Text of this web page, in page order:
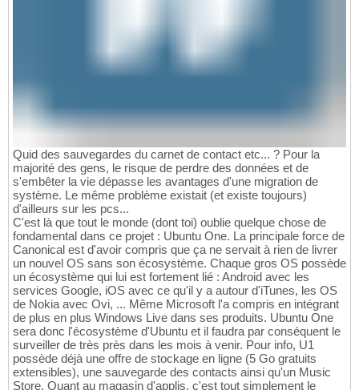
Quid des sauvegardes du carnet de contact etc... ? Pour la
majorité des gens, le risque de perdre des données et de
s'embêter la vie dépasse les avantages d'une migration de
système. Le même problème existait (et existe toujours)
d'ailleurs sur les pcs...
C'est là que tout le monde (dont toi) oublie quelque chose de
fondamental dans ce projet : Ubuntu One. La principale force de
Canonical est d'avoir compris que ça ne servait à rien de livrer
un nouvel OS sans son écosystème. Chaque gros OS possède
un écosystème qui lui est fortement lié : Android avec les
services Google, iOS avec ce qu'il y a autour d'iTunes, les OS
de Nokia avec Ovi, ... Même Microsoft l'a compris en intégrant
de plus en plus Windows Live dans ses produits. Ubuntu One
sera donc l'écosystème d'Ubuntu et il faudra par conséquent le
surveiller de très près dans les mois à venir. Pour info, U1
possède déjà une offre de stockage en ligne (5 Go gratuits
extensibles), une sauvegarde des contacts ainsi qu'un Music
Store. Quant au magasin d'applis, c'est tout simplement le